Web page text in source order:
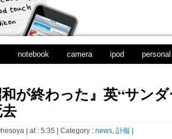
notebook camera ipod
和が終わった』英“サン
| at : 5:35 | Category : news, 訃報